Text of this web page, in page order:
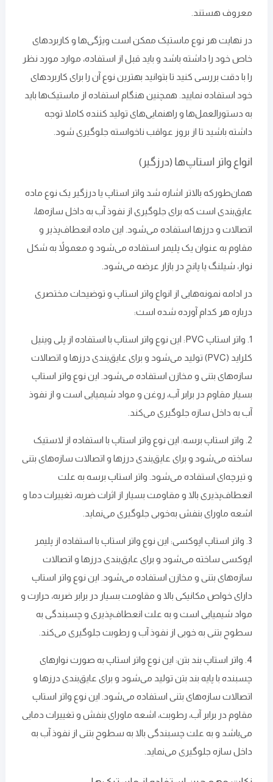
معروف هستند.
در نهایت هر نوع ماستیک ممکن است ویژگی‌ها و کاربردهای
خاص خود را داشته باشد و باید قبل از استفاده، موارد مورد نظر
را با دقت بررسی کنید تا بتوانید بهترین نوع آن را برای کاربردهای
خود استفاده نمایید. همچنین هنگام استفاده از ماستیک‌ها باید
به دستورالعمل‌ها و راهنمایی‌های تولید کننده کاملا توجه
داشته باشید تا از بروز عواقب ناخواسته جلوگیری شود.
انواع واتر استاپ‌ها (درزگیر)
همان‌طورکه بالاتر اشاره شد واتر استاپ یا درزگیر یک نوع ماده
عایق‌بندی است که برای جلوگیری از نفوذ آب به داخل سازه‌ها،
اتصالات و درزها استفاده می‌شود. این ماده انعطاف‌پذیر و
مقاوم به ‌عنوان یک پلیمر استفاده می‌شود و معمولاً به ‌شکل
نوار، شیلنگ یا پانچ در بازار عرضه می‌شود.
در ادامه نمونه‌هایی از انواع واتر استاپ و توضیحات مختصری
درباره هر کدام آورده شده است:
1. واتر استاپ PVC: این نوع واتر استاپ با استفاده از پلی وینیل
کلراید (PVC) تولید می‌شود و برای عایق‌بندی درزها و اتصالات
سازه‌های بتنی و مخازن استفاده می‌شود. این نوع واتر استاپ
بسیار مقاوم در برابر آب، روغن و مواد شیمیایی است و از نفوذ
آب به داخل سازه جلوگیری می‌کند.
2. واتر استاپ برسه: این نوع واتر استاپ با استفاده از لاستیک
ساخته می‌شود و برای عایق‌بندی درزها و اتصالات سازه‌های بتنی
و تیرچه‌ای استفاده می‌شود. واتر استاپ برسه به ‌علت
انعطاف‌پذیری بالا و مقاومت بسیار از اثرات ضربه، تغییرات دما و
اشعه‌ ماورای بنفش به‌خوبی جلوگیری می‌نماید.
3. واتر استاپ اپوکسی: این نوع واتر استاپ با استفاده از پلیمر
اپوکسی ساخته می‌شود و برای عایق‌بندی درزها و اتصالات
سازه‌های بتنی و مخازن استفاده می‌شود. این نوع واتر استاپ
دارای خواص مکانیکی بالا و مقاومت بسیار در برابر ضربه، حرارت و
مواد شیمیایی است و به ‌علت انعطاف‌پذیری و چسبندگی به
سطوح بتنی به‌ خوبی از نفوذ آب و رطوبت جلوگیری می‌کند.
4. واتر استاپ بند بتن: این نوع واتر استاپ به ‌صورت نوارهای
چسبنده با پایه‌ بند بتن تولید می‌شود و برای عایق‌بندی درزها و
اتصالات سازه‌های بتنی استفاده می‌شود. این نوع واتر استاپ
مقاوم در برابر آب، رطوبت، اشعه‌ ماورای بنفش و تغییرات دمایی
می‌باشد و به‌ علت چسبندگی بالا به سطوح بتنی از نفوذ آب به
داخل سازه جلوگیری می‌نماید.